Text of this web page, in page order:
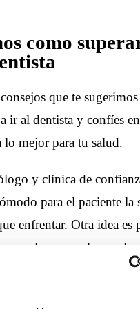
como
que te
ir al dentista y confíes
lo mejor para tu salud.
y clínica de
para el paciente la
enfrentar. Otra idea es
como algo malo y
frustraciones por el